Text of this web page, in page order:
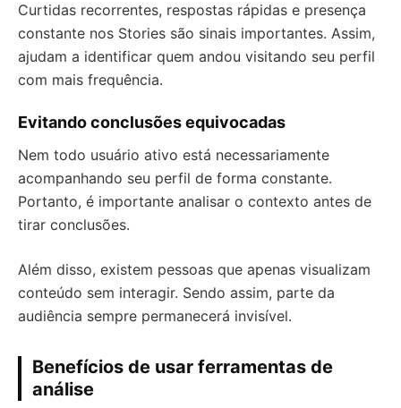
Curtidas recorrentes, respostas rápidas e presença
constante nos Stories são sinais importantes. Assim,
ajudam a identificar quem andou visitando seu perfil
com mais frequência.
Evitando conclusões equivocadas
Nem todo usuário ativo está necessariamente
acompanhando seu perfil de forma constante.
Portanto, é importante analisar o contexto antes de
tirar conclusões.
Além disso, existem pessoas que apenas visualizam
conteúdo sem interagir. Sendo assim, parte da
audiência sempre permanecerá invisível.
Benefícios de usar ferramentas de
análise